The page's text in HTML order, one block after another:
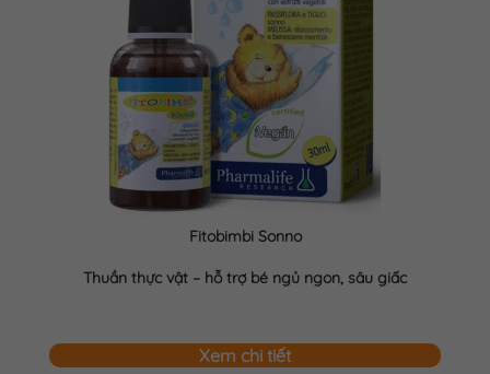
Fitobimbi Sonno
Thuần thực vật – hỗ trợ bé ngủ ngon, sâu giấc
Xem chi tiết